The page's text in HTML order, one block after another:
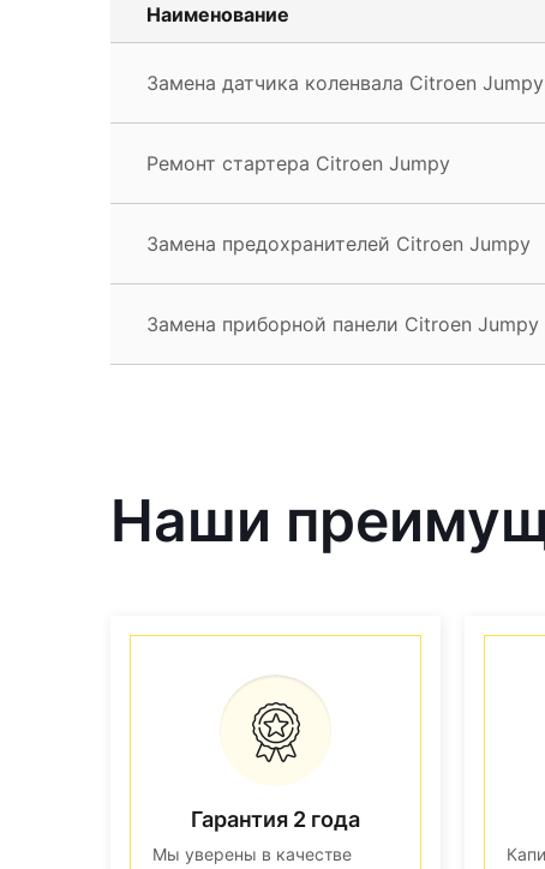
Наименование
Замена датчика коленвала Citroen Jumpy
Ремонт стартера Citroen Jumpy
Замена предохранителей Citroen Jumpy
Замена приборной панели Citroen Jumpy
Наши
Гарантия 2 года
Мы уверены в качестве